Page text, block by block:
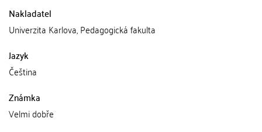
Nakladatel
Univerzita Karlova, Pedagogická fakulta
Jazyk
Čeština
Známka
Velmi dobře